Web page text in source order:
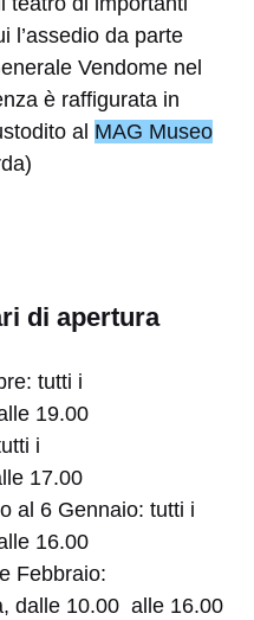
l’assedio da parte
Vendome nel
è raffigurata in
al MAG Museo
di apertura
tutti i
19.00
i
17.00
al 6 Gennaio: tutti i
16.00
Febbraio:
dalle 10.00 alle 16.00